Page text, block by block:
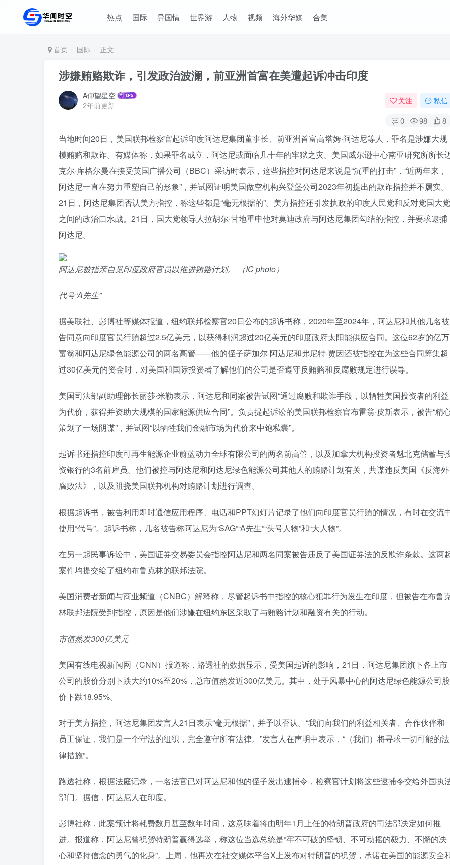
热点 国际 异国情 世界游 人物 视频 海外华媒 合集
首页 国际 正文
涉嫌贿赂欺诈，引发政治波澜，前亚洲首富在美遭起诉冲击印度
A仰望星空
2年前更新
关注 私信
0 98 8
当地时间20日，美国联邦检察官起诉印度阿达尼集团董事长、前亚洲首富高塔姆·阿达尼等人，罪名是涉嫌大规
模贿赂和欺诈。有媒体称，如果罪名成立，阿达尼或面临几十年的牢狱之灾。美国威尔逊中心南亚研究所所长
克尔·库格尔曼在接受英国广播公司（BBC）采访时表示，这些指控对阿达尼来说是“沉重的打击”，“近两年来，
阿达尼一直在努力重塑自己的形象”，并试图证明美国做空机构兴登堡公司2023年初提出的欺诈指控并不属实。
21日，阿达尼集团否认美方指控，称这些都是“毫无根据的”。美方指控还引发执政的印度人民党和反对党国大党
之间的政治口水战。21日，国大党领导人拉胡尔·甘地重申他对莫迪政府与阿达尼集团勾结的指控，并要求逮捕
阿达尼。
阿达尼被指亲自见印度政府官员以推进贿赂计划。 （IC photo）
代号“A先生”
据美联社、彭博社等媒体报道，纽约联邦检察官20日公布的起诉书称，2020年至2024年，阿达尼和其他几名被
告同意向印度官员行贿超过2.5亿美元，以获得利润超过20亿美元的印度政府太阳能供应合同。这位62岁的亿万
富翁和阿达尼绿色能源公司的两名高管——他的侄子萨加尔·阿达尼和弗尼特·贾因还被指控在为这些合同筹集超
过30亿美元的资金时，对美国和国际投资者了解他们的公司是否遵守反贿赂和反腐败规定进行误导。
美国司法部副助理部长丽莎·米勒表示，阿达尼和同案被告试图“通过腐败和欺诈手段，以牺牲美国投资者的利益
为代价，获得并资助大规模的国家能源供应合同”。负责提起诉讼的美国联邦检察官布雷翁·皮斯表示，被告“精
策划了一场阴谋”，并试图“以牺牲我们金融市场为代价来中饱私囊”。
起诉书还指控印度可再生能源企业蔚蓝动力全球有限公司的两名前高管，以及加拿大机构投资者魁北克储蓄与
资银行的3名前雇员。他们被控与阿达尼和阿达尼绿色能源公司其他人的贿赂计划有关，共谋违反美国《反海外
腐败法》，以及阻挠美国联邦机构对贿赂计划进行调查。
根据起诉书，被告利用即时通信应用程序、电话和PPT幻灯片记录了他们向印度官员行贿的情况，有时在交流
使用“代号”。起诉书称，几名被告称阿达尼为“SAG”“A先生”“头号人物”和“大人物”。
在另一起民事诉讼中，美国证券交易委员会指控阿达尼和两名同案被告违反了美国证券法的反欺诈条款。这两
案件均提交给了纽约布鲁克林的联邦法院。
美国消费者新闻与商业频道（CNBC）解释称，尽管起诉书中指控的核心犯罪行为发生在印度，但被告在布鲁
林联邦法院受到指控，原因是他们涉嫌在纽约东区采取了与贿赂计划和融资有关的行动。
市值蒸发300亿美元
美国有线电视新闻网（CNN）报道称，路透社的数据显示，受美国起诉的影响，21日，阿达尼集团旗下各上市
公司的股价分别下跌大约10%至20%，总市值蒸发近300亿美元。其中，处于风暴中心的阿达尼绿色能源公司股
价下跌18.95%。
对于美方指控，阿达尼集团发言人21日表示“毫无根据”，并予以否认。“我们向我们的利益相关者、合作伙伴和
员工保证，我们是一个守法的组织，完全遵守所有法律。”发言人在声明中表示，“（我们）将寻求一切可能的法
律措施”。
路透社称，根据法庭记录，一名法官已对阿达尼和他的侄子发出逮捕令，检察官计划将这些逮捕令交给外国执
部门。据信，阿达尼人在印度。
彭博社称，此案预计将耗费数月甚至数年时间，这意味着将由明年1月上任的特朗普政府的司法部决定如何推
进。报道称，阿达尼曾祝贺特朗普赢得选举，称这位当选总统是“牢不可破的坚韧、不可动摇的毅力、不懈的决
心和坚持信念的勇气的化身”。上周，他再次在社交媒体平台X上发布对特朗普的祝贺，承诺在美国的能源安全